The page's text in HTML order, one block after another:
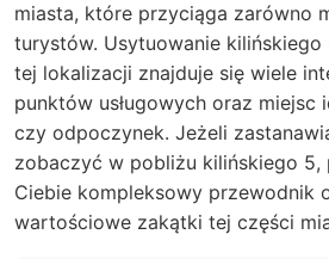
miasta, które przyciąga zarówno
turystów. Usytuowanie kilińskiego
tej lokalizacji znajduje się wiele
punktów usługowych oraz miejsc
czy odpoczynek. Jeżeli
zobaczyć w pobliżu kilińskiego
Ciebie kompleksowy przewodnik
wartościowe zakątki tej części